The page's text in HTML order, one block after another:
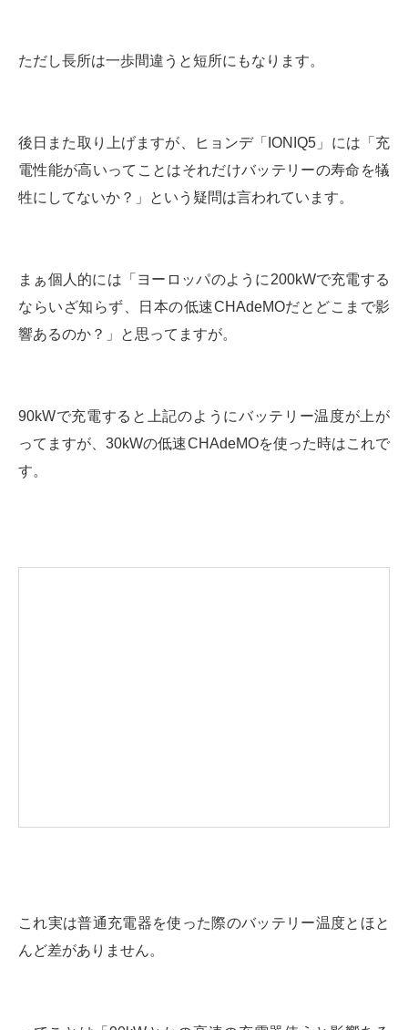
ただし長所は一歩間違うと短所にもなります。
後日また取り上げますが、ヒョンデ「IONIQ5」には「充
電性能が高いってことはそれだけバッテリーの寿命を犠
牲にしてないか？」という疑問は言われています。
まぁ個人的には「ヨーロッパのように200kWで充電する
ならいざ知らず、日本の低速CHAdeMOだとどこまで影
響あるのか？」と思ってますが。
90kWで充電すると上記のようにバッテリー温度が上が
ってますが、30kWの低速CHAdeMOを使った時はこれで
す。
これ実は普通充電器を使った際のバッテリー温度とほと
んど差がありません。